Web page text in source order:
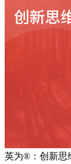
英为®：创新思